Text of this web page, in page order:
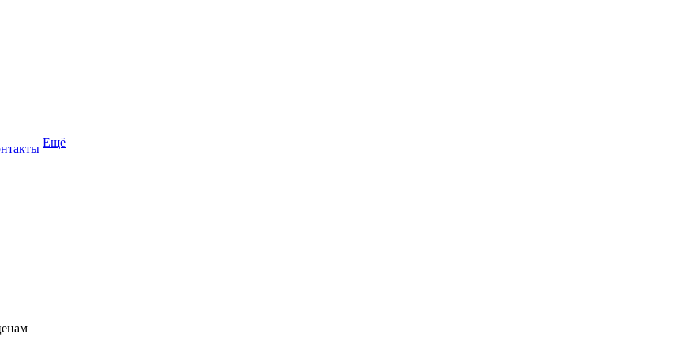
Ещё